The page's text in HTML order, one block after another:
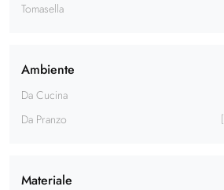
Tomasella
Ambiente
Da Cucina
Da Pranzo
Materiale